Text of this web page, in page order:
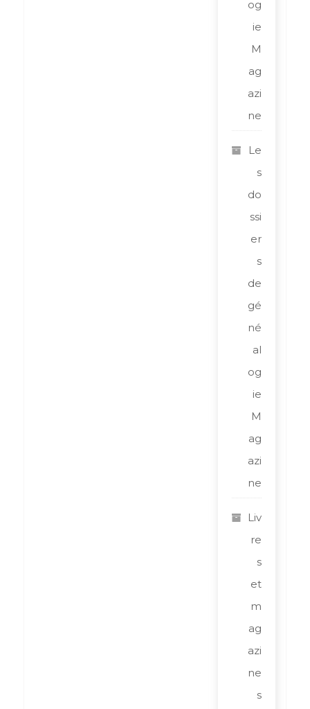
og
ie
M
ag
azi
ne
Le
s
do
ssi
er
s
de
gé
né
al
og
ie
M
ag
azi
ne
Liv
re
s
et
m
ag
azi
ne
s